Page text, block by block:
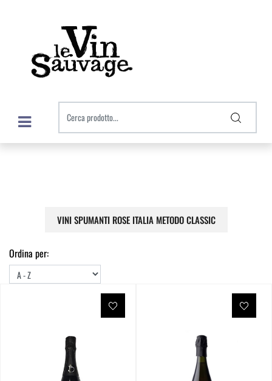
Open menu
VINI SPUMANTI ROSE ITALIA METODO CLASSIC
Ordina per: